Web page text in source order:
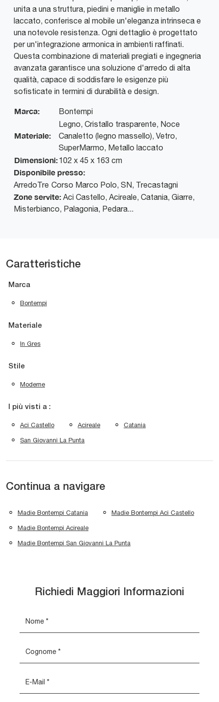
unita a una struttura, piedini e maniglie in metallo
laccato, conferisce al mobile un'eleganza intrinseca e
una notevole resistenza. Ogni dettaglio è progettato
per un'integrazione armonica in ambienti raffinati.
Questa combinazione di materiali pregiati e ingegneria
avanzata garantisce una soluzione d'arredo di alta
qualità, capace di soddisfare le esigenze più
sofisticate in termini di durabilità e design.
Marca: Bontempi
Materiale:
Legno, Cristallo trasparente, Noce
Canaletto (legno massello), Vetro,
SuperMarmo, Metallo laccato
Dimensioni:102 x 45 x 163 cm
Disponibile presso:
ArredoTre Corso Marco Polo, SN, Trecastagni
Zone servite: Aci Castello, Acireale, Catania, Giarre,
Misterbianco, Palagonia, Pedara...
Caratteristiche
Marca
Bontempi
Materiale
In Gres
Stile
Moderne
I più visti a :
Aci Castello Acireale Catania
San Giovanni La Punta
Continua a navigare
Madie Bontempi Catania Madie Bontempi Aci Castello
Madie Bontempi Acireale
Madie Bontempi San Giovanni La Punta
Richiedi Maggiori Informazioni